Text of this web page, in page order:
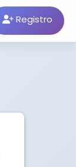
Registro